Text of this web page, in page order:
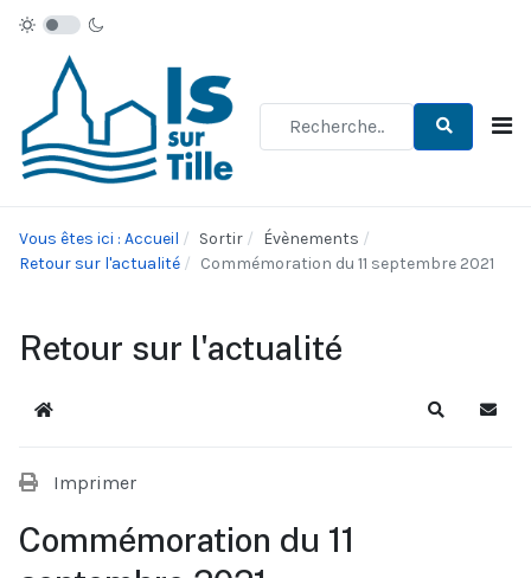
Vous êtes ici : Accueil Sortir
Évènements
Retour sur l'actualité
Commémoration du 11 septembre 2021
Retour sur l'actualité
Accueil Recherche
Imprimer
Commémoration du 11